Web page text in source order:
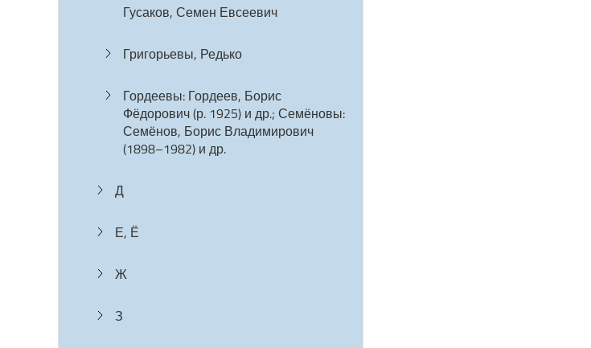
Гусаков, Семен Евсеевич
Григорьевы, Редько
Гордеевы: Гордеев, Борис
Фёдорович (р. 1925) и др.; Семёновы:
Семёнов, Борис Владимирович
(1898–1982) и др.
Д
Е, Ё
Ж
З